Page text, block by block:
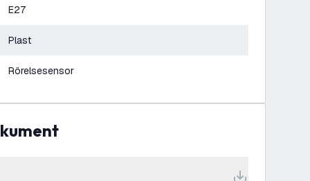
E27
Plast
Rörelsesensor